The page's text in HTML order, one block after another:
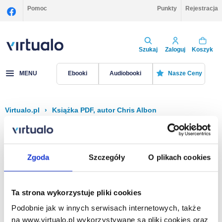
Zgoda Szczegóły O plikach cookies
Ta strona wykorzystuje pliki cookies
Podobnie jak w innych serwisach internetowych, także
na www.virtualo.pl wykorzystywane są pliki cookies oraz
Pomoc Punkty Rejestracja
Szukaj Zaloguj Koszyk
MENU Ebooki Audiobooki Nasze Ceny
Virtualo.pl › Książka PDF, autor Chris Albon
Filtruj Sortuj
Na stronie